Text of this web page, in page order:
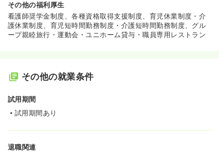
その他の福利厚生
看護師奨学金制度、各種資格取得支援制度、育児休業制度・介
護休業制度、育児短時間勤務制度・介護短時間勤務制度、グル
ープ親睦旅行・運動会・ユニホーム貸与・職員専用レストラン
その他の就業条件
試用期間
試用期間あり
退職関連